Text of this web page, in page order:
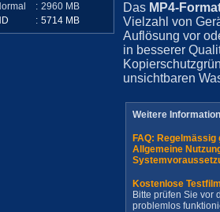
: 2960 MB
: 5714 MB
Das MP4-
Vielzahl von
Auflösung vor
in besserer
unsichtbaren
Weitere
FAQ:
Allgemeine
Kostenlose
Bitte prüfen Sie vor
problemlos